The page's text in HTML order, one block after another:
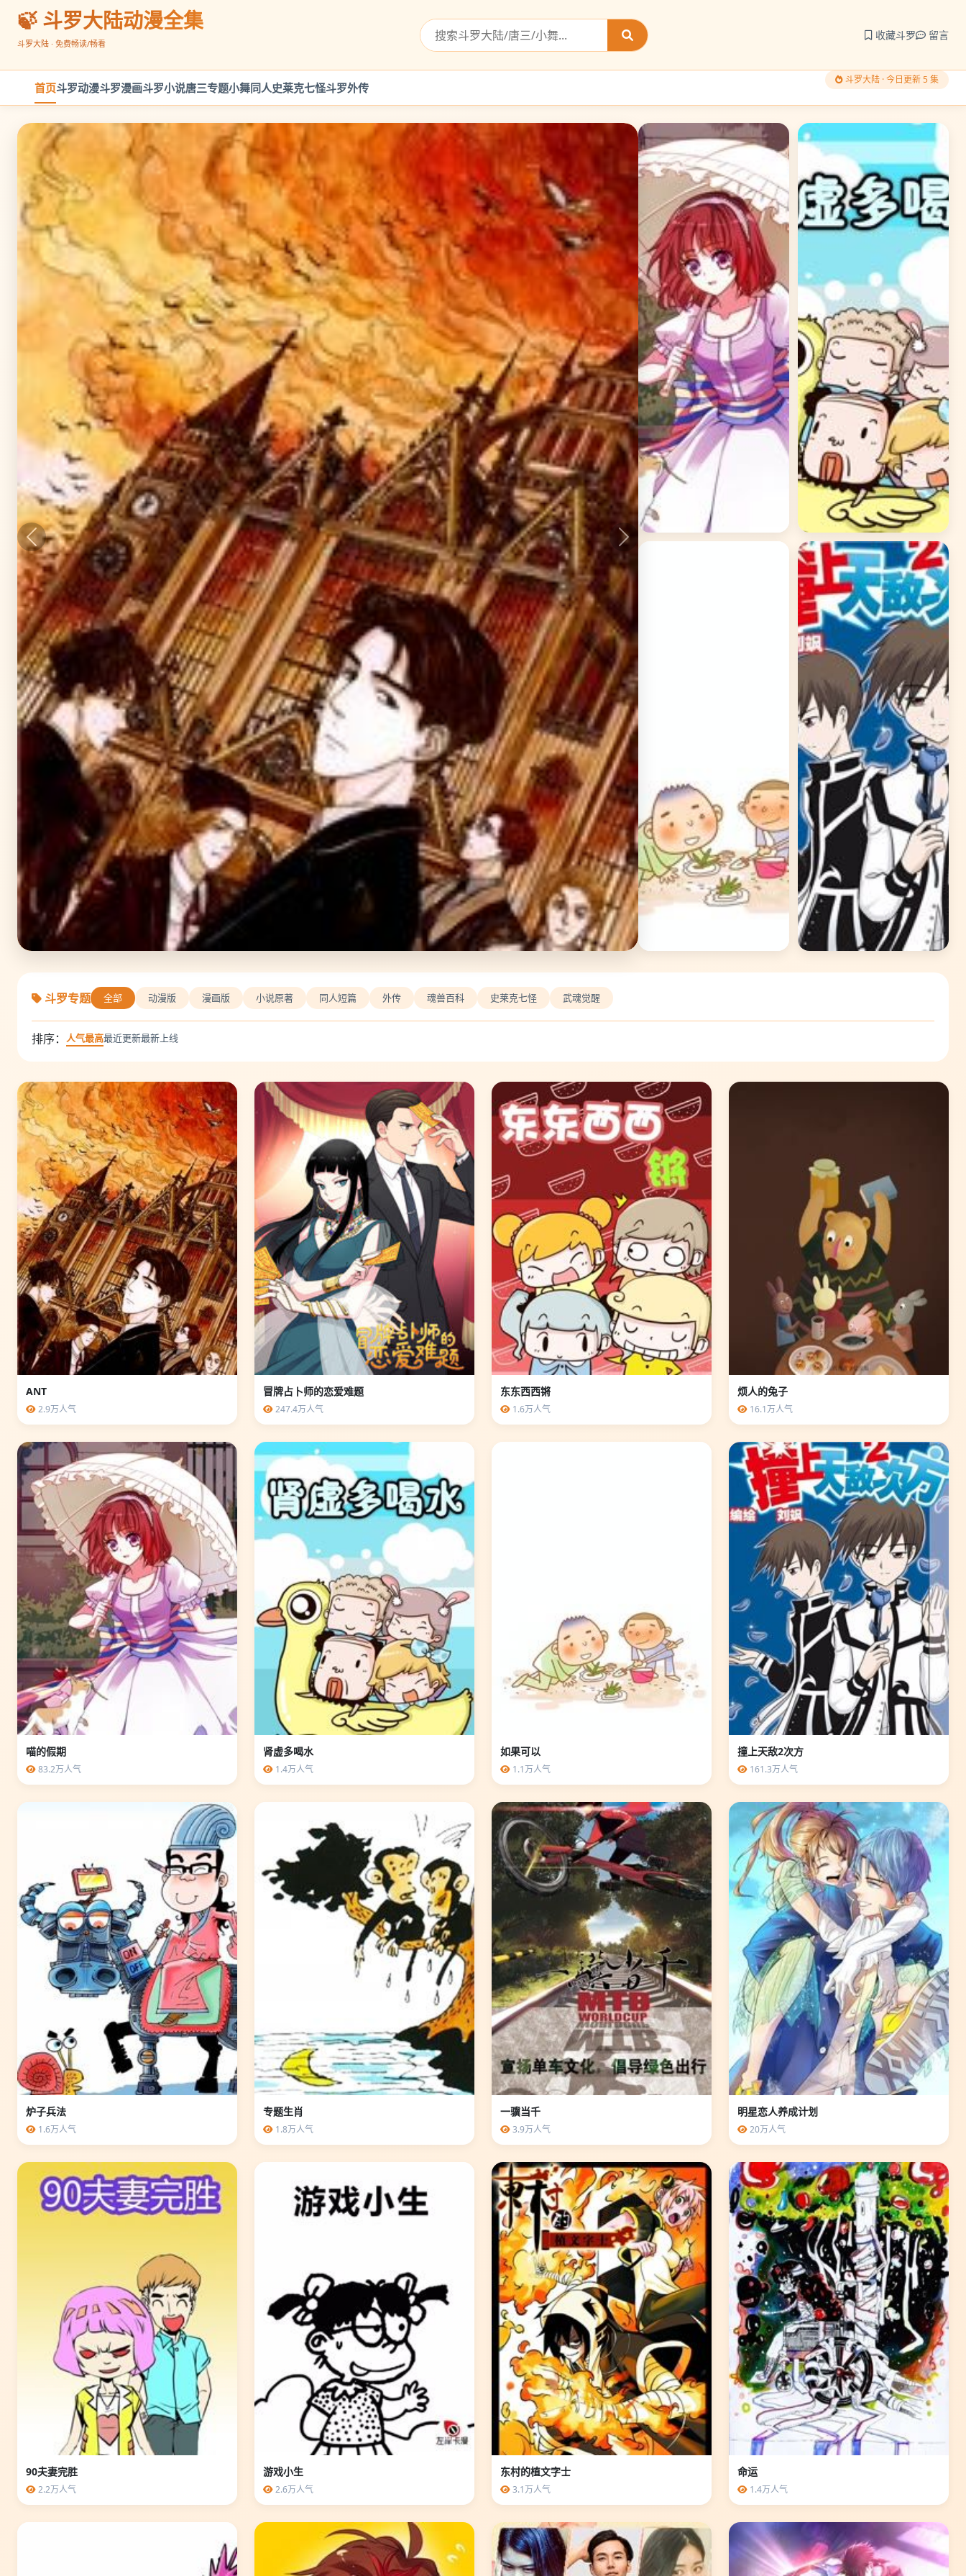
🍃 斗罗大陆动漫全集
斗罗大陆 · 免费畅读/畅看
收藏斗罗 留言
斗罗大陆 · 今日更新 5 集
首页斗罗动漫斗罗漫画斗罗小说唐三专题小舞同人史莱克七怪斗罗外传
斗罗专题 全部 动漫版 漫画版 小说原著 同人短篇 外传 魂兽百科 史莱克七怪 武魂觉醒
排序： 人气最高最近更新最新上线
ANT
2.9万人气
冒牌占卜师的恋爱难题
247.4万人气
东东西西锵
1.6万人气
烦人的兔子
16.1万人气
喵的假期
83.2万人气
肾虚多喝水
1.4万人气
如果可以
1.1万人气
撞上天敌2次方
161.3万人气
炉子兵法
1.6万人气
专题生肖
1.8万人气
一骥当千
3.9万人气
明星恋人养成计划
20万人气
90夫妻完胜
2.2万人气
游戏小生
2.6万人气
东村的植文字士
3.1万人气
命运
1.4万人气